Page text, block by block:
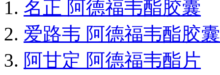
名正 阿德福韦酯胶囊
爱路韦 阿德福韦酯胶囊
阿甘定 阿德福韦酯片